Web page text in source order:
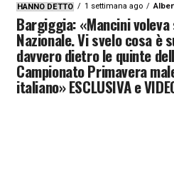
HANNO DETTO 1 settimana ago
Bargiggia: «Mancini voleva
Nazionale. Vi svelo cosa è
davvero dietro le quinte
Campionato Primavera
italiano» ESCLUSIVA e